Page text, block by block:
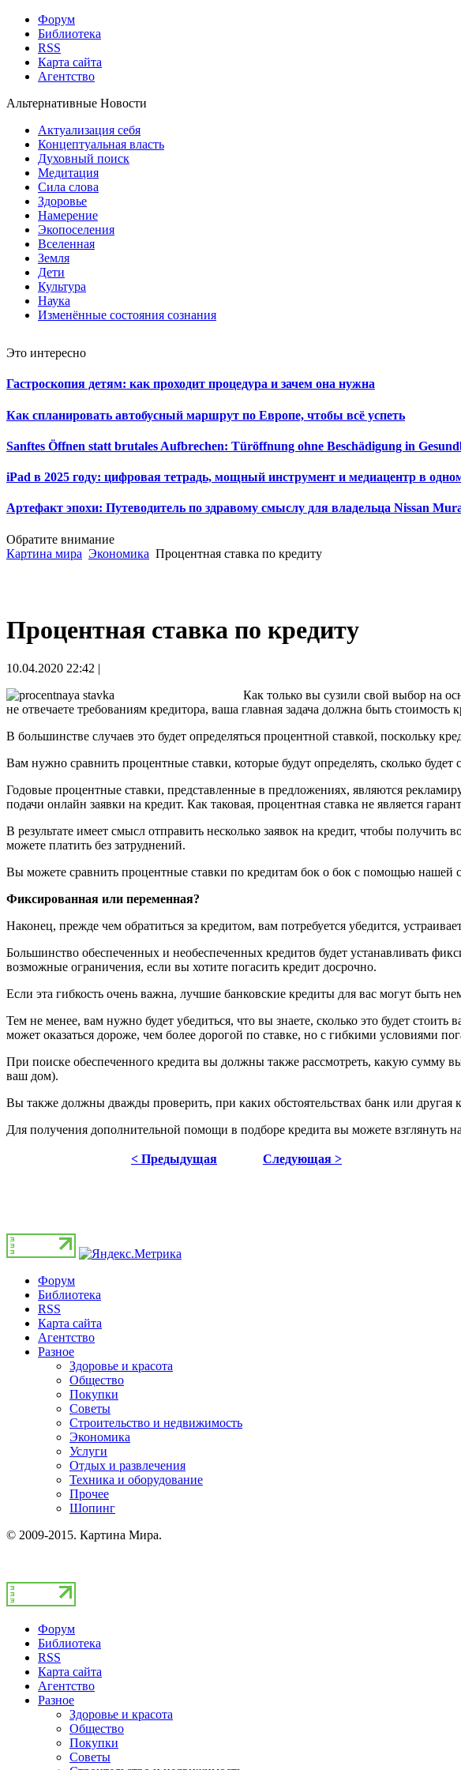
Форум
Библиотека
RSS
Карта сайта
Агентство
Альтернативные Новости
Актуализация себя
Концептуальная власть
Духовный поиск
Медитация
Сила слова
Здоровье
Намерение
Экопоселения
Вселенная
Земля
Дети
Культура
Наука
Изменённые состояния сознания
Это интересно
Гастроскопия детям: как проходит процедура и зачем она нужна
Как спланировать автобусный маршрут по Европе, чтобы всё успеть
Sanftes Öffnen statt brutales Aufbrechen: Türöffnung ohne Beschädigung in
iPad в 2025 году: цифровая тетрадь, мощный инструмент и медиацентр в
Артефакт эпохи: Путеводитель по здравому смыслу для владельца Nissan
Обратите внимание
Картина мира Экономика Процентная ставка по кредиту
Процентная ставка по кредиту
10.04.2020 22:42 |
Как только вы сузили свой выбор на
не отвечаете требованиям кредитора, ваша главная задача должна быть стоимость
В большинстве случаев это будет определяться процентной ставкой, поскольку
Вам нужно сравнить процентные ставки, которые будут определять, сколько будет
Годовые процентные ставки, представленные в предложениях, являются
подачи онлайн заявки на кредит. Как таковая, процентная ставка не является
В результате имеет смысл отправить несколько заявок на кредит, чтобы
можете платить без затруднений.
Вы можете сравнить процентные ставки по кредитам бок о бок с помощью нашей
Фиксированная или переменная?
Наконец, прежде чем обратиться за кредитом, вам потребуется убедится,
Большинство обеспеченных и необеспеченных кредитов будет устанавливать
возможные ограничения, если вы хотите погасить кредит досрочно.
Если эта гибкость очень важна, лучшие банковские кредиты для вас могут быть
Тем не менее, вам нужно будет убедиться, что вы знаете, сколько это будет
может оказаться дороже, чем более дорогой по ставке, но с гибкими условиями
При поиске обеспеченного кредита вы должны также рассмотреть, какую сумму
ваш дом).
Вы также должны дважды проверить, при каких обстоятельствах банк или другая
Для получения дополнительной помощи в подборе кредита вы можете взглянуть
< Предыдущая Следующая >
Форум
Библиотека
RSS
Карта сайта
Агентство
Разное
Здоровье и красота
Общество
Покупки
Советы
Строительство и недвижимость
Экономика
Услуги
Отдых и развлечения
Техника и оборудование
Прочее
Шопинг
© 2009-2015. Картина Мира.
Форум
Библиотека
RSS
Карта сайта
Агентство
Разное
Здоровье и красота
Общество
Покупки
Советы